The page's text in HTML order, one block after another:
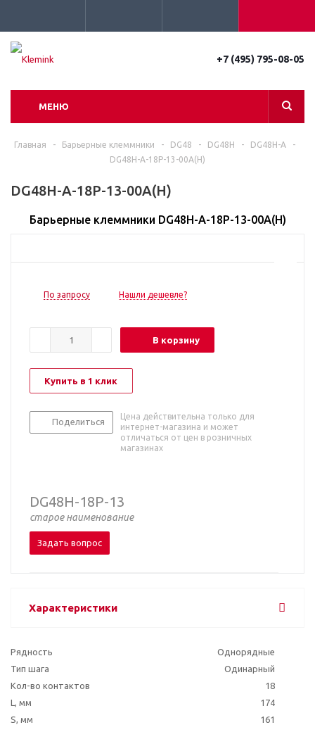
+7 (495) 795-08-05
МЕНЮ
Главная - Барьерные клеммники - DG48 - DG48H - DG48H-A
-
DG48H-A-18P-13-00A(H)
DG48H-A-18P-13-00A(H)
Барьерные клеммники DG48H-A-18P-13-00A(H)
По запросу Нашли дешевле?
В корзину
Купить в 1 клик
Поделиться
Цена действительна только для
интернет-магазина и может
отличаться от цен в розничных
магазинах
DG48H-18P-13
старое наименование
Задать вопрос
Характеристики
Рядность
Однорядные
Тип шага
Одинарный
Кол-во контактов
18
L, мм
174
S, мм
161